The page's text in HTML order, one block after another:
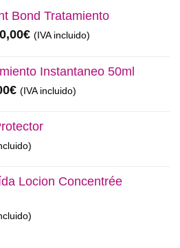
Bond Tratamiento
€El
actual
130,00€.
(IVA incluido)
Instantaneo 50ml
€El
actual
45,00€.
(IVA incluido)
Locion Concentrée